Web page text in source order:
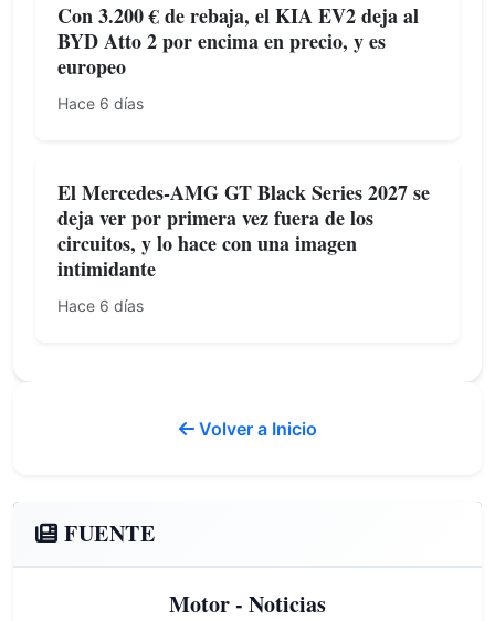
Con 3.200 € de rebaja, el KIA EV2 deja al
BYD Atto 2 por encima en precio, y es
europeo
Hace 6 días
El Mercedes-AMG GT Black Series 2027 se
deja ver por primera vez fuera de los
circuitos, y lo hace con una imagen
intimidante
Hace 6 días
Volver a Inicio
FUENTE
Motor - Noticias